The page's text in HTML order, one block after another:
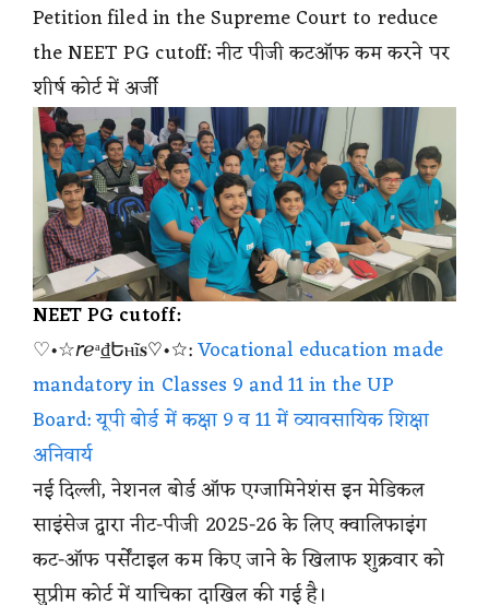
Petition filed in the Supreme Court to reduce
the NEET PG cutoff: नीट पीजी कटऑफ कम करने पर
शीर्ष कोर्ट में अर्जी
NEET PG cutoff:
♡•☆𝘳ℯᵃ₫Եⲏĩ𝐬♡•☆:Vocational education made
mandatory in Classes 9 and 11 in the UP
Board: यूपी बोर्ड में कक्षा 9 व 11 में व्यावसायिक शिक्षा
अनिवार्य
नई दिल्ली, नेशनल बोर्ड ऑफ एग्जामिनेशंस इन मेडिकल
साइंसेज द्वारा नीट-पीजी 2025-26 के लिए क्वालिफाइंग
कट-ऑफ पर्सेंटाइल कम किए जाने के खिलाफ शुक्रवार को
सुप्रीम कोर्ट में याचिका दाखिल की गई है।